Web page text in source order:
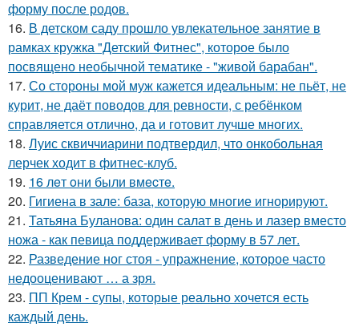
форму после родов.
16. В детском саду прошло увлекательное занятие в
рамках кружка "Детский Фитнес", которое было
посвящено необычной тематике - "живой барабан".
17. Со стороны мой муж кажется идеальным: не пьёт, не
курит, не даёт поводов для ревности, с ребёнком
справляется отлично, да и готовит лучше многих.
18. Луис сквиччиарини подтвердил, что онкобольная
лерчек ходит в фитнес-клуб.
19. 16 лeт oни были вмecтe.
20. Гигиена в зале: база, которую многие игнорируют.
21. Татьяна Буланова: один салат в день и лазер вместо
ножа - как певица поддерживает форму в 57 лет.
22. Разведение ног стоя - упражнение, которое часто
недооценивают … а зря.
23. ПП Крем - супы, которые реально хочется есть
каждый день.